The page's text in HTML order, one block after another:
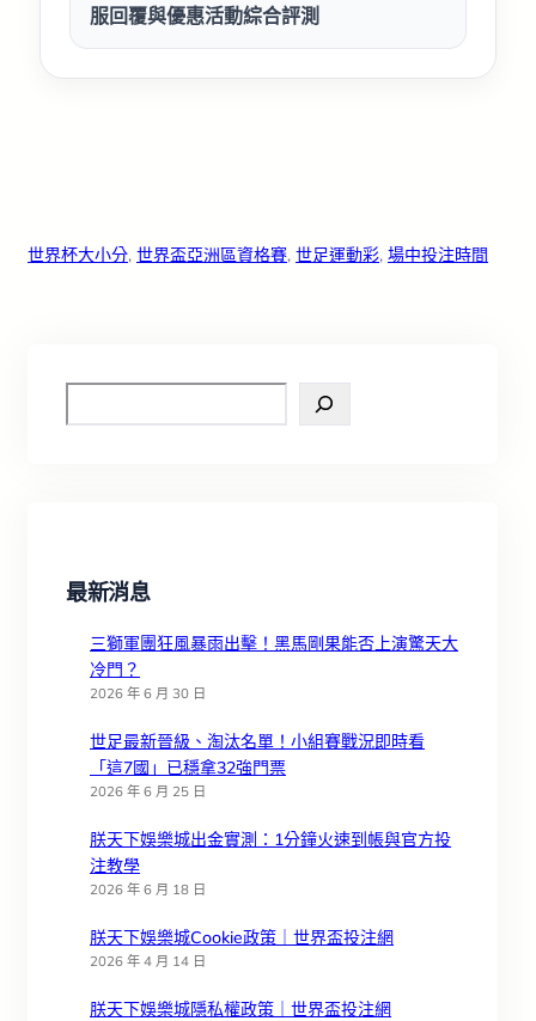
服回覆與優惠活動綜合評測
世界杯大小分, 世界盃亞洲區資格賽, 世足運動彩, 場中投注時間
e
最新消息
三獅軍團狂風暴雨出擊！黑馬剛果能否上演驚天大
冷門？
2026 年 6 月 30 日
世足最新晉級、淘汰名單！小組賽戰況即時看
「這7國」已穩拿32強門票
2026 年 6 月 25 日
朕天下娛樂城出金實測：1分鐘火速到帳與官方投
注教學
2026 年 6 月 18 日
朕天下娛樂城Cookie政策｜世界盃投注網
2026 年 4 月 14 日
朕天下娛樂城隱私權政策｜世界盃投注網